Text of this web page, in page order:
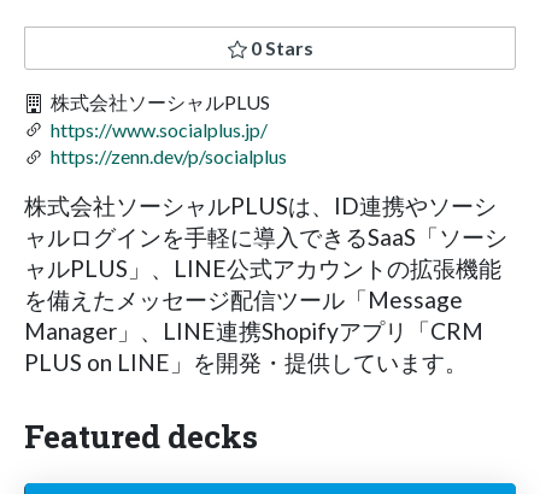
0 Stars
株式会社ソーシャルPLUS
https://www.socialplus.jp/
https://zenn.dev/p/socialplus
株式会社ソーシャルPLUSは、ID連携やソーシ
ャルログインを手軽に導入できるSaaS「ソーシ
ャルPLUS」、LINE公式アカウントの拡張機能
を備えたメッセージ配信ツール「Message
Manager」、LINE連携Shopifyアプリ「CRM
PLUS on LINE」を開発・提供しています。
Featured decks